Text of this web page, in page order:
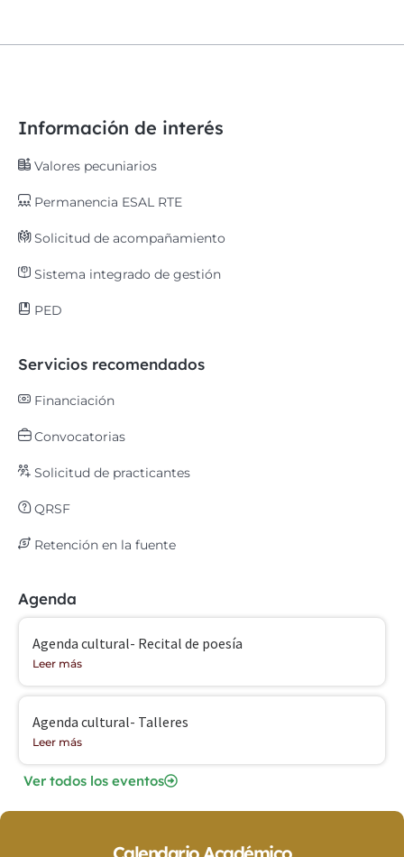
Información de interés
Valores pecuniarios
Permanencia ESAL RTE
Solicitud de acompañamiento
Sistema integrado de gestión
PED
Servicios recomendados
Financiación
Convocatorias
Solicitud de practicantes
QRSF
Retención en la fuente
Agenda
Agenda cultural- Recital de poesía
Leer más
Agenda cultural- Talleres
Leer más
Ver todos los eventos